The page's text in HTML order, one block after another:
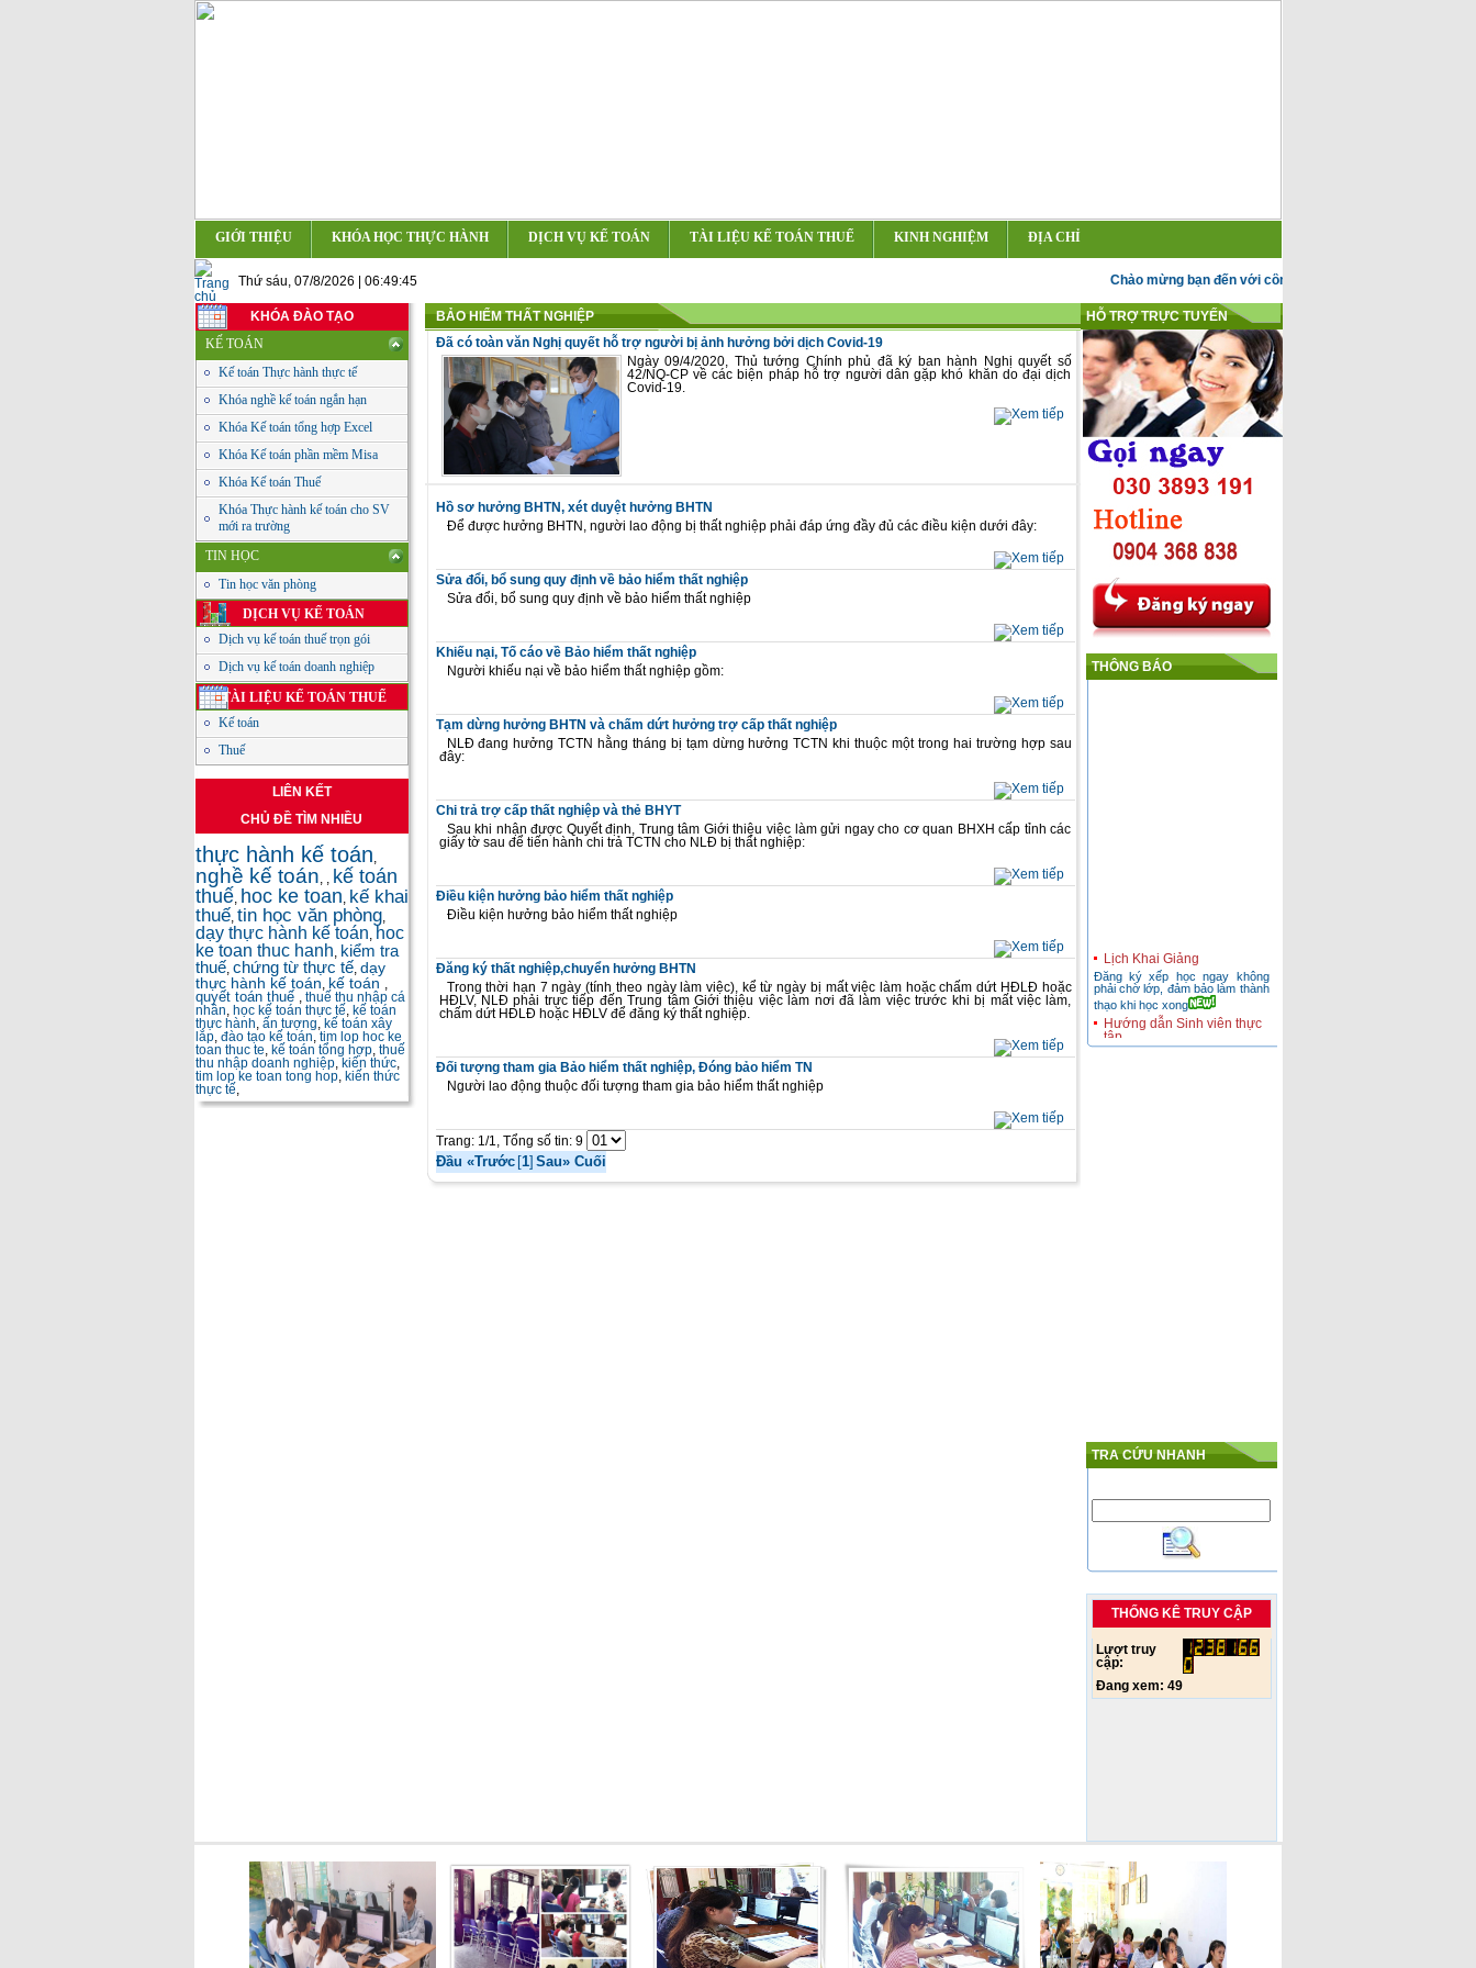
GIỚI THIỆU KHÓA HỌC THỰC HÀNH DỊCH VỤ KẾ TOÁN TÀI LIỆU KẾ TOÁN THUẾ KINH NGHIỆM ĐỊA CHỈ
Thứ sáu, 07/8/2026 | 06:49:46 Chào mừng bạn đến với công ty đào tạo kế toán Đức Huy
KHÓA ĐÀO TẠO
KẾ TOÁN
Kế toán Thực hành thực tế
Khóa nghề kế toán ngắn hạn
Khóa Kế toán tổng hợp Excel
Khóa Kế toán phần mềm Misa
Khóa Kế toán Thuế
Khóa Thực hành kế toán cho SV
mới ra trường
TIN HỌC
Tin học văn phòng
DỊCH VỤ KẾ TOÁN
Dịch vụ kế toán thuế trọn gói
Dịch vụ kế toán doanh nghiệp
TÀI LIỆU KẾ TOÁN THUẾ
Kế toán
Thuế
LIÊN KẾT
CHỦ ĐỀ TÌM NHIỀU
thực hành kế toán,
nghề kế toán, , kế toán
thuế, hoc ke toan, kế khai
thuế, tin học văn phòng,
dạy thực hành kế toán, hoc
ke toan thuc hanh, kiểm tra
thuế, chứng từ thực tế, dạy
thực hành kế toán, kế toán ,
quyết toán thuế , thuế thu nhập cá
nhân, học kế toán thực tế, kế toán
thực hành, ấn tượng, kế toán xây
lắp, đào tạo kế toán, tim lop hoc ke
toan thuc te, kế toán tổng hợp, thuế
thu nhập doanh nghiệp, kiến thức,
tim lop ke toan tong hop, kiến thức
thực tế,
BẢO HIỂM THẤT NGHIỆP
Đã có toàn văn Nghị quyết hỗ trợ người bị ảnh hưởng bởi dịch Covid-19
Ngày 09/4/2020, Thủ tướng Chính phủ đã ký ban hành Nghị quyết số
42/NQ-CP về các biện pháp hỗ trợ người dân gặp khó khăn do đại dịch
Covid-19.
Hồ sơ hưởng BHTN, xét duyệt hưởng BHTN
Để được hưởng BHTN, người lao động bị thất nghiệp phải đáp ứng đầy đủ các điều kiện dưới đây:
Sửa đổi, bổ sung quy định về bảo hiểm thất nghiệp
Sửa đổi, bổ sung quy định về bảo hiểm thất nghiệp
Khiếu nại, Tố cáo về Bảo hiểm thất nghiệp
Người khiếu nại về bảo hiểm thất nghiệp gồm:
Tạm dừng hưởng BHTN và chấm dứt hưởng trợ cấp thất nghiệp
NLĐ đang hưởng TCTN hằng tháng bị tạm dừng hưởng TCTN khi thuộc một trong hai trường hợp sau
đây:
Chi trả trợ cấp thất nghiệp và thẻ BHYT
Sau khi nhận được Quyết định, Trung tâm Giới thiệu việc làm gửi ngay cho cơ quan BHXH cấp tỉnh các
giấy tờ sau để tiến hành chi trả TCTN cho NLĐ bị thất nghiệp:
Điều kiện hưởng bảo hiểm thất nghiệp
Điều kiện hưởng bảo hiểm thất nghiệp
Đăng ký thất nghiệp,chuyển hưởng BHTN
Trong thời hạn 7 ngày (tính theo ngày làm việc), kể từ ngày bị mất việc làm hoặc chấm dứt HĐLĐ hoặc
HĐLV, NLĐ phải trực tiếp đến Trung tâm Giới thiệu việc làm nơi đã làm việc trước khi bị mất việc làm,
chấm dứt HĐLĐ hoặc HĐLV để đăng ký thất nghiệp.
Đối tượng tham gia Bảo hiểm thất nghiệp, Đóng bảo hiểm TN
Người lao động thuộc đối tượng tham gia bảo hiểm thất nghiệp
Trang: 1/1, Tổng số tin: 9
Đầu «Trước [1] Sau» Cuối
HỖ TRỢ TRỰC TUYẾN
THÔNG BÁO
Lịch Khai Giảng
Đăng ký xếp học ngay không
phải chờ lớp, đảm bảo làm thành
thạo khi học xong
Hướng dẫn Sinh viên thực
tập
Bạn là sinh viên năm cuối
TRA CỨU NHANH
THỐNG KÊ TRUY CẬP
Lượt truy
cập:
Đang xem: 49